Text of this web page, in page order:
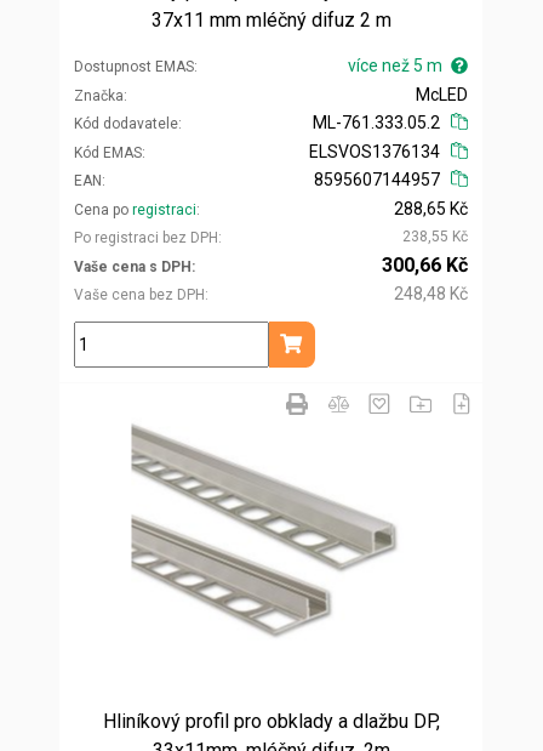
37x11 mm mléčný difuz 2 m
Dostupnost EMAS více než 5 m
Značka
Kód dodavatele
McLED
ML-761.333.05.2
Kód EMAS
EAN
ELSVOS1376134
8595607144957
Cena po registraci
Po registraci bez DPH
288,65 Kč
238,55 Kč
Vaše cena s DPH
Vaše cena bez DPH
300,66 Kč
248,48 Kč
m
Přidat do košíku
Hliníkový profil pro obklady a dlažbu DP,